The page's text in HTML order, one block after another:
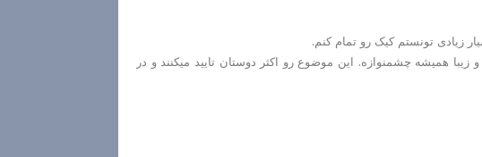
تونستم کیک رو تمام کنم.
همیشه چشمنوازه. این موضوع رو اکثر دوستان تایید میکنند و در